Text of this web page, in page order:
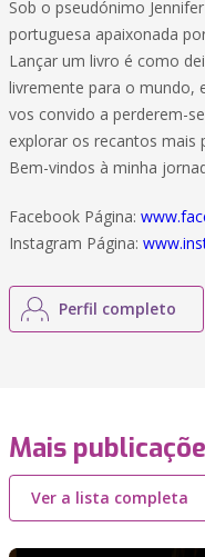
Sob o pseudónimo
portuguesa apaixonada
Lançar um livro é como
livremente para o mundo,
vos convido a perderem-
explorar os recantos mais
Bem-vindos à minha
Facebook Página:
Instagram Página:
Perfil completo
Mais
Ver a lista completa